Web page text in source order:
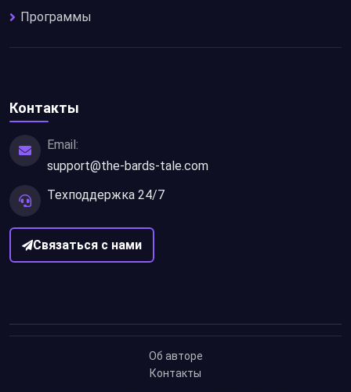
Программы
Контакты
Email:
support@the-bards-tale.com
Техподдержка 24/7
Связаться с нами
Об авторе
Контакты